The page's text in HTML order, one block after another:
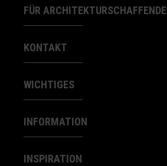
FÜR ARCHITEKTURSCHAFFENDE
KONTAKT
WICHTIGES
INFORMATION
INSPIRATION